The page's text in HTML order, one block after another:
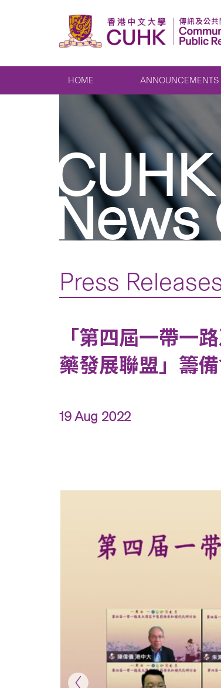
HOME ANNOUNCEMENTS
CUHK
News
Press
「第四屆一帶一
藥發展聯盟」籌
19 Aug 2022